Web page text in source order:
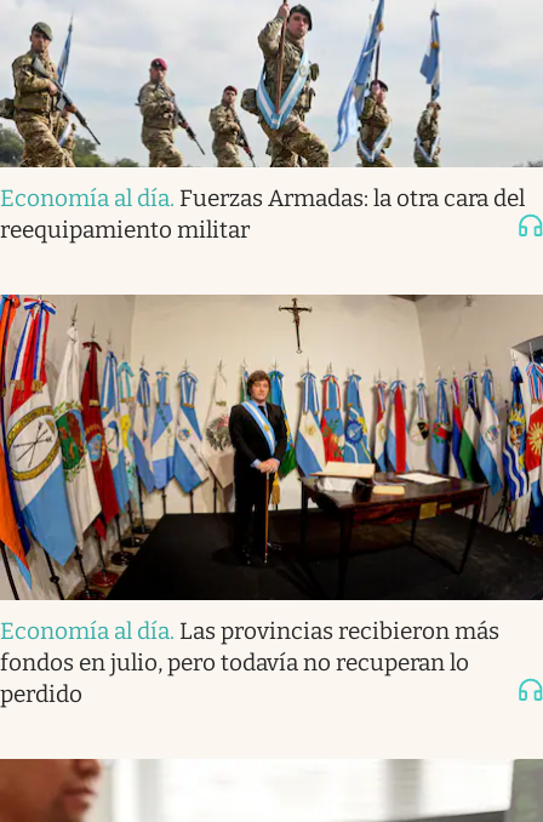
Economía al día. Fuerzas Armadas: la otra cara del
reequipamiento militar
Economía al día. Las provincias recibieron más
fondos en julio, pero todavía no recuperan lo
perdido